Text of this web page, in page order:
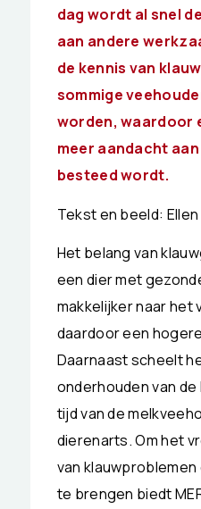
dag wordt al snel
aan andere
de kennis van
sommige
worden, waardoor
meer aandacht
besteed wordt.
Tekst en beeld:
Het belang van
een dier met
makkelijker naar het
daardoor een
Daarnaast scheelt
onderhouden van
tijd van de
dierenarts. Om het
van
te brengen biedt